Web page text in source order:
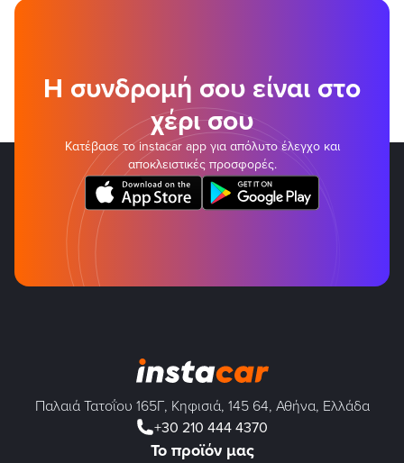
Η συνδρομή σου είναι στο
χέρι σου
Κατέβασε το instacar app για απόλυτο έλεγχο και
αποκλειστικές προσφορές.
Παλαιά Τατοΐου 165Γ, Κηφισιά, 145 64, Αθήνα, Ελλάδα
+30 210 444 4370
Το προϊόν μας